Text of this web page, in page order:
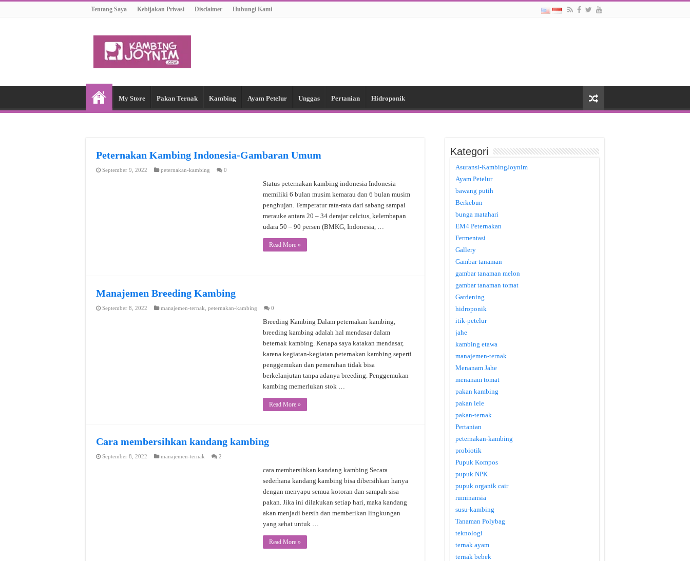
Tentang Saya Kebijakan Privasi Disclaimer Hubungi Kami
My Store Pakan Ternak Kambing Ayam Petelur Unggas Pertanian Hidroponik
Peternakan Kambing Indonesia-Gambaran Umum
September 9, 2022 peternakan-kambing 0
Status peternakan kambing indonesia Indonesia
memiliki 6 bulan musim kemarau dan 6 bulan musim
penghujan. Temperatur rata-rata dari sabang sampai
merauke antara 20 – 34 derajar celcius, kelembapan
udara 50 – 90 persen (BMKG, Indonesia, …
Read More »
Manajemen Breeding Kambing
September 8, 2022 manajemen-ternak peternakan-kambing 0
Breeding Kambing Dalam peternakan kambing,
breeding kambing adalah hal mendasar dalam
beternak kambing. Kenapa saya katakan mendasar,
karena kegiatan-kegiatan peternakan kambing seperti
penggemukan dan pemerahan tidak bisa
berkelanjutan tanpa adanya breeding. Penggemukan
kambing memerlukan stok …
Read More »
Cara membersihkan kandang kambing
September 8, 2022 manajemen-ternak 2
cara membersihkan kandang kambing Secara
sederhana kandang kambing bisa dibersihkan hanya
dengan menyapu semua kotoran dan sampah sisa
pakan. Jika ini dilakukan setiap hari, maka kandang
akan menjadi bersih dan memberikan lingkungan
yang sehat untuk …
Read More »
Kategori
Asuransi-KambingJoynim
Ayam Petelur
bawang putih
Berkebun
bunga matahari
EM4 Peternakan
Fermentasi
Gallery
Gambar tanaman
gambar tanaman melon
gambar tanaman tomat
Gardening
hidroponik
itik-petelur
jahe
kambing etawa
manajemen-ternak
Menanam Jahe
menanam tomat
pakan kambing
pakan lele
pakan-ternak
Pertanian
peternakan-kambing
probiotik
Pupuk Kompos
pupuk NPK
pupuk organik cair
ruminansia
susu-kambing
Tanaman Polybag
teknologi
ternak ayam
ternak bebek